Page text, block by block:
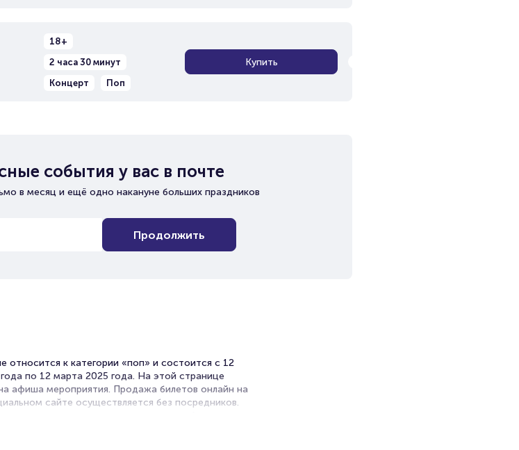
18+
2 часа 30 минут
Концерт
Поп
Купить
события у вас в почте
в месяц и ещё одно накануне больших праздников
Продолжить
относится к категории «поп» и состоится с 12
по 12 марта 2025 года. На этой странице
афиша мероприятия. Продажа билетов онлайн на
сайте осуществляется без посредников.